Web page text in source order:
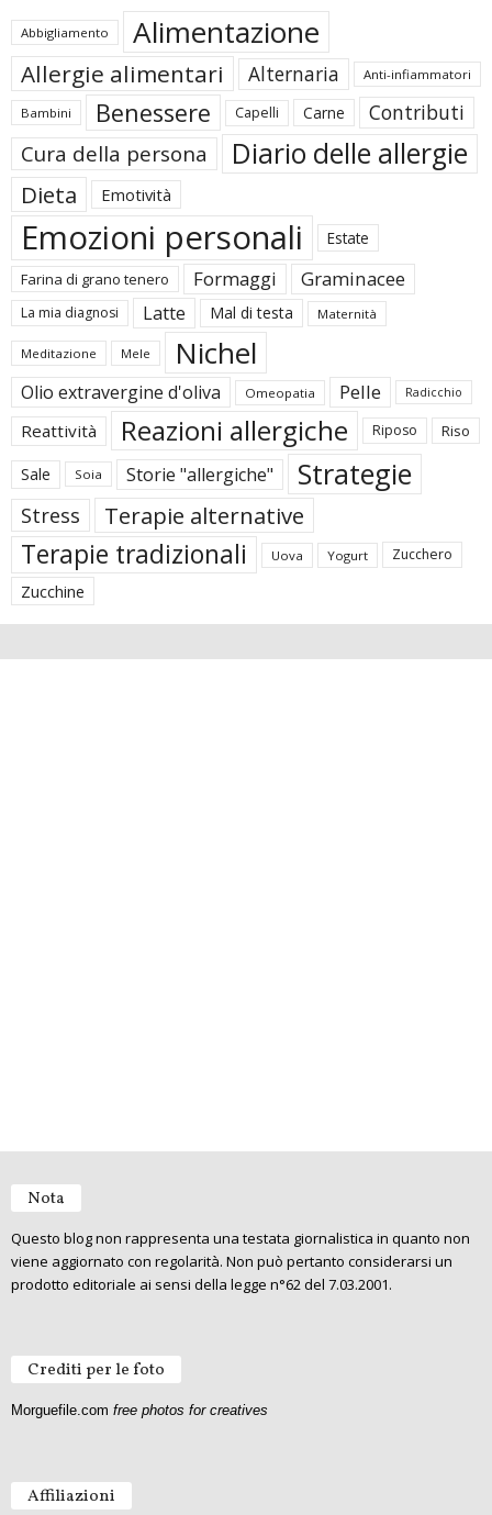
Abbigliamento Alimentazione
Allergie alimentari Alternaria Anti-infiammatori
Bambini Benessere Capelli Carne Contributi
Cura della persona Diario delle allergie
Dieta Emotività
Emozioni personali Estate
Farina di grano tenero Formaggi Graminacee
La mia diagnosi Latte Mal di testa Maternità
Meditazione Mele Nichel
Olio extravergine d'oliva Omeopatia Pelle Radicchio
Reattività Reazioni allergiche Riposo Riso
Sale Soia Storie "allergiche" Strategie
Stress Terapie alternative
Terapie tradizionali Uova Yogurt Zucchero
Zucchine
Nota
Questo blog non rappresenta una testata giornalistica in quanto non
viene aggiornato con regolarità. Non può pertanto considerarsi un
prodotto editoriale ai sensi della legge n°62 del 7.03.2001.
Crediti per le foto
Morguefile.com free photos for creatives
Affiliazioni